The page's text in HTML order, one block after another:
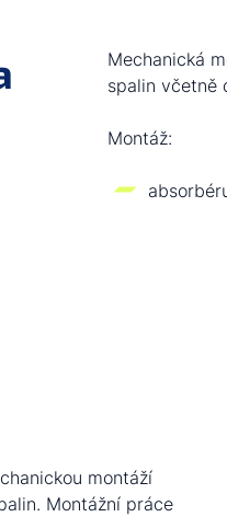
Mechanická
spalin včetně
Montáž:
montáží
Montážní práce